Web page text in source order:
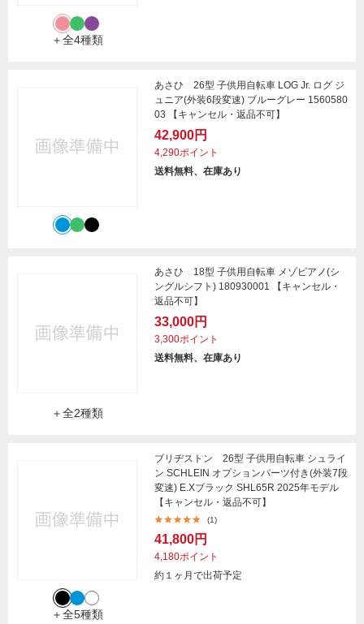
＋全4種類
あさひ 26型 子供用自転車 LOG Jr. ログ ジ
ュニア(外装6段変速) ブルーグレー 1560580
03 【キャンセル・返品不可】
42,900円
4,290ポイント
送料無料、在庫あり
＋全2種類
あさひ 18型 子供用自転車 メゾピアノ(シ
ングルシフト) 180930001 【キャンセル・
返品不可】
33,000円
3,300ポイント
送料無料、在庫あり
＋全5種類
ブリヂストン 26型 子供用自転車 シュライ
ン SCHLEIN オプションパーツ付き(外装7段
変速) E.Xブラック SHL65R 2025年モデル
【キャンセル・返品不可】
(1)
41,800円
4,180ポイント
約１ヶ月で出荷予定